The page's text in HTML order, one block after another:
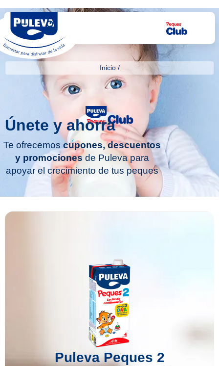
Inicio/
Únete y ahorra
Te ofrecemos cupones, descuentos
y promociones de Puleva para
apoyar el crecimiento de tus peques
Puleva Peques 2